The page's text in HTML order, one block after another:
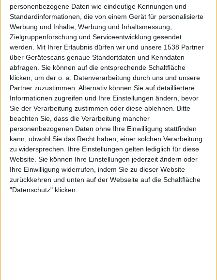
personenbezogene Daten wie eindeutige Kennungen und
Standardinformationen, die von einem Gerät für personalisierte
Werbung und Inhalte, Werbung und Inhaltsmessung,
Zielgruppenforschung und Serviceentwicklung gesendet
werden.
Mit Ihrer Erlaubnis dürfen wir und unsere 1538 Partner
über Gerätescans genaue Standortdaten und Kenndaten
abfragen. Sie können auf die entsprechende Schaltfläche
klicken, um der o. a. Datenverarbeitung durch uns und unsere
Partner zuzustimmen. Alternativ können Sie auf detailliertere
Informationen zugreifen und Ihre Einstellungen ändern, bevor
Sie der Verarbeitung zustimmen oder diese ablehnen.
Bitte
beachten Sie, dass die Verarbeitung mancher
personenbezogenen Daten ohne Ihre Einwilligung stattfinden
kann, obwohl Sie das Recht haben, einer solchen Verarbeitung
zu widersprechen. Ihre Einstellungen gelten lediglich für diese
Website. Sie können Ihre Einstellungen jederzeit ändern oder
Ihre Einwilligung widerrufen, indem Sie zu dieser Website
zurückkehren und unten auf der Webseite auf die Schaltfläche
"Datenschutz" klicken.
z.B. als wir 1996 mit TYPE O NEGATIVE gespielt haben,
wirklich nette Leute. Auf der anderen Seite haben wir auch
schon mit Bands gespielt, wo wir im Vorfeld nicht die
Bühne betreten durften.
Also habt ihr bei der Wahl des Special Guest
mitentschieden?
Ja, im Prinzip sind wir überall involviert, was uns auch
sehr wichtig ist. Ich denke, am Ende des Tages lebst du mit
diesen Personen auf Tour zusammen. Unmöglich, wenn du
dann nicht mit Ihnen auskommst. Aber auch musikalisch
muss es passen. Dasgleiche gilt ebenso, wenn wir für
jemanden als Support mitkommen.
Kommen wir nun zum neuen Album „Extinct“, welches
vor Kurzem das Licht der Welt erblickt hat. Seth, der